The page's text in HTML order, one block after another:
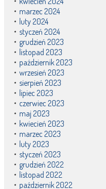
marzec 2024
luty 2024
styczeń 2024
grudzień 2023
listopad 2023
październik 2023
wrzesień 2023
sierpień 2023
lipiec 2023
czerwiec 2023
maj 2023
kwiecień 2023
marzec 2023
luty 2023
styczeń 2023
grudzień 2022
listopad 2022
październik 2022